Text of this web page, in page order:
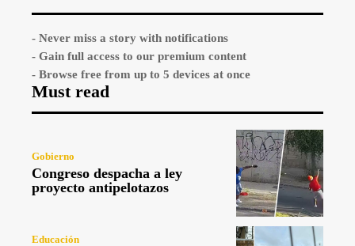
- Never miss a story with notifications
- Gain full access to our premium content
- Browse free from up to 5 devices at once
Must read
Gobierno
Congreso despacha a ley
proyecto antipelotazos
Educación